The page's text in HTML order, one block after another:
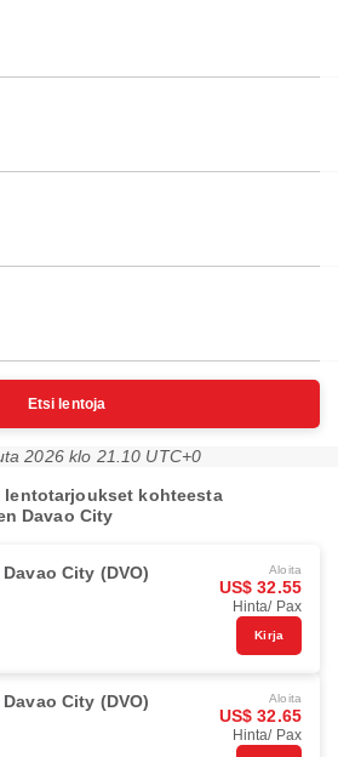
Etsi lentoja
2026 klo 21.10 UTC+0
lentotarjoukset kohteesta
Davao City
Davao City (DVO) Aloita
US$ 32.55
Hinta/ Pax
Kirja
Davao City (DVO) Aloita
US$ 32.65
Hinta/ Pax